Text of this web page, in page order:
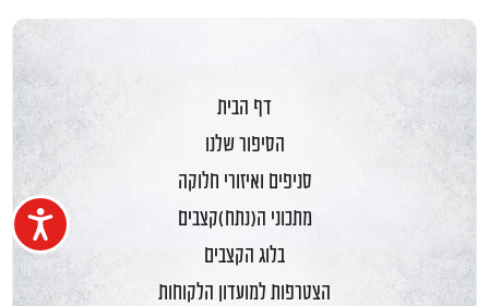
דף הבית
הסיפור שלנו
סניפים ואיזורי חלוקה
מתכוני ה(נתח)קצבים
בלוג הקצבים
הצטרפות למועדון הלקוחות